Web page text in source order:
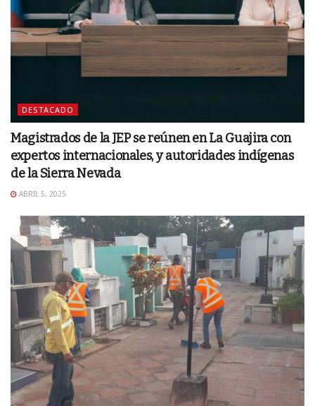
DESTACADO
Magistrados de la JEP se reúnen en La Guajira con
expertos internacionales, y autoridades indígenas
de la Sierra Nevada
ABRIL 5, 2025